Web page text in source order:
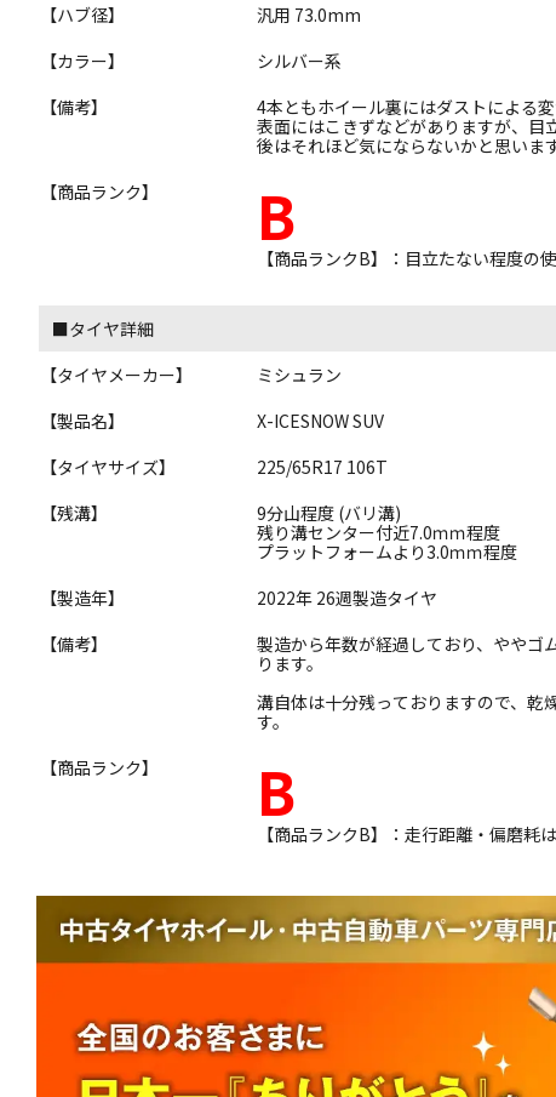
【ハブ径】
汎用 73.0mm
【カラー】
シルバー系
【備考】
4本ともホイール裏にはダストによる
表面にはこきずなどがありますが、目
後はそれほど気にならないかと思います
【商品ランク】
B
【商品ランクB】：目立たない程度の
■タイヤ詳細
【タイヤメーカー】
ミシュラン
【製品名】
X-ICESNOW SUV
【タイヤサイズ】
225/65R17 106T
【残溝】
9分山程度 (バリ溝)
残り溝センター付近7.0ｍｍ程度
プラットフォームより3.0ｍｍ程度
【製造年】
2022年 26週製造タイヤ
【備考】
製造から年数が経過しており、ややゴ
ります。
溝自体は十分残っておりますので、乾
す。
【商品ランク】
B
【商品ランクB】：走行距離・偏磨耗